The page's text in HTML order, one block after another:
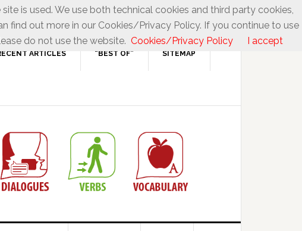
ARTICLES “BEST OF” SITEMAP
is used. We use both technical cookies and third party cookies,
find out more in our Cookies/Privacy Policy. If you continue to use
do not use the website. Cookies/Privacy Policy I accept